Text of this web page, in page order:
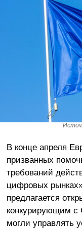
В конце апреля
призванных
требований
цифровых
предлагается
конкурирующим с
могли управлять